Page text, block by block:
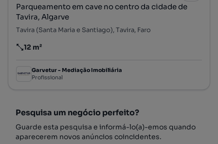
Parqueamento em cave no centro da cidade de
Tavira, Algarve
Tavira (Santa Maria e Santiago), Tavira, Faro
Preço por metro quadrado
12 m²
Garvetur - Mediação Imobiliária
Profissional
Pesquisa um negócio perfeito?
Guarde esta pesquisa e informá-lo(a)-emos quando
aparecerem novos anúncios coincidentes.